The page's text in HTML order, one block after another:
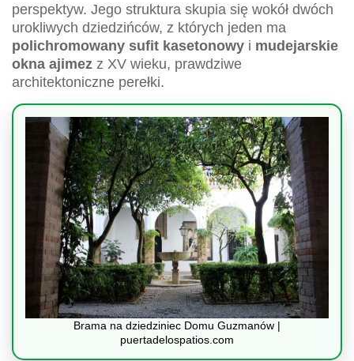
perspektyw. Jego struktura skupia się wokół dwóch
urokliwych dziedzińców, z których jeden ma
polichromowany sufit kasetonowy i mudejarskie
okna ajimez z XV wieku, prawdziwe
architektoniczne perełki.
Brama na dziedziniec Domu Guzmanów |
puertadelospatios.com